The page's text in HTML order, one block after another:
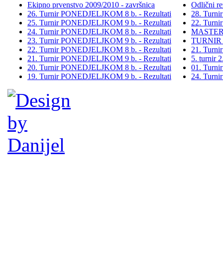
Ekipno prvenstvo 2009/2010 - završnica
26. Turnir PONEDJELJKOM 8 b. - Rezultati
25. Turnir PONEDJELJKOM 9 b. - Rezultati
24. Turnir PONEDJELJKOM 8 b. - Rezultati
23. Turnir PONEDJELJKOM 9 b. - Rezultati
22. Turnir PONEDJELJKOM 8 b. - Rezultati
21. Turnir PONEDJELJKOM 9 b. - Rezultati
20. Turnir PONEDJELJKOM 8 b. - Rezultati
19. Turnir PONEDJELJKOM 9 b. - Rezultati
Odlični
28.
22.
TURNIR
21.
5. turnir
01.
24.